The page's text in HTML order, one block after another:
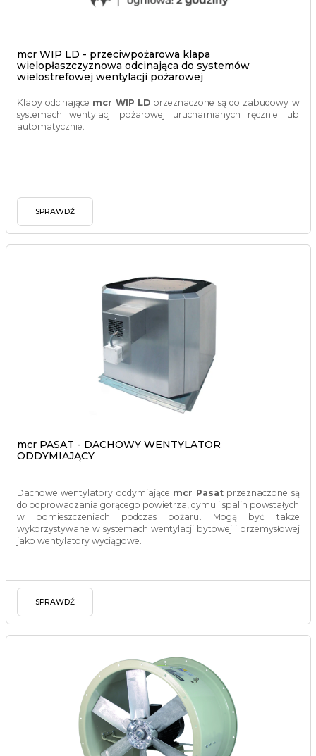
mcr WIP LD - przeciwpożarowa klapa
wielopłaszczyznowa odcinająca do systemów
wielostrefowej wentylacji pożarowej
Klapy odcinające mcr WIP LDprzeznaczone są do zabudowy w
systemach wentylacji pożarowej uruchamianych ręcznie lub
automatycznie.
SPRAWDŹ
mcr PASAT - DACHOWY WENTYLATOR
ODDYMIAJĄCY
Dachowe wentylatory oddymiające mcr Pasatprzeznaczone są
do odprowadzania gorącego powietrza, dymu i spalin powstałych
w pomieszczeniach podczas pożaru. Mogą być także
wykorzystywane w systemach wentylacji bytowej i przemysłowej
jako wentylatory wyciągowe.
SPRAWDŹ